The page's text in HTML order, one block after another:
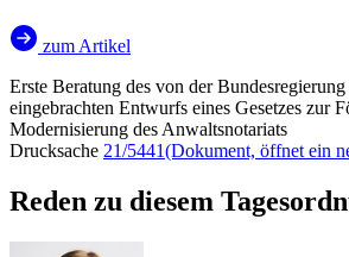
zum Artikel
Erste Beratung des von der Bundesregierung
eingebrachten Entwurfs eines Gesetzes zur
Modernisierung des Anwaltsnotariats
Drucksache 21/5441(Dokument, öffnet ein
Reden zu diesem